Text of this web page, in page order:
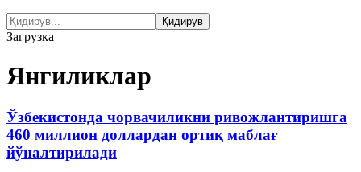
Загрузка
Янгиликлар
Ўзбекистонда чорвачиликни ривожлантиришга
460 миллион доллардан ортиқ маблағ
йўналтирилади